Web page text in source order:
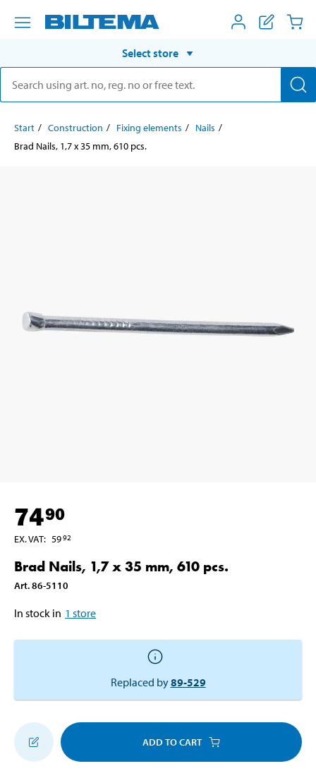
Select store
Start Construction Fixing elements
Nails
Brad Nails, 1,7 x 35 mm, 610 pcs.
7490
EX. VAT: 5992
Brad Nails, 1,7 x 35 mm, 610 pcs.
Art.86-5110
In stock in 1 store
Replaced by89-529
ADD TO CART